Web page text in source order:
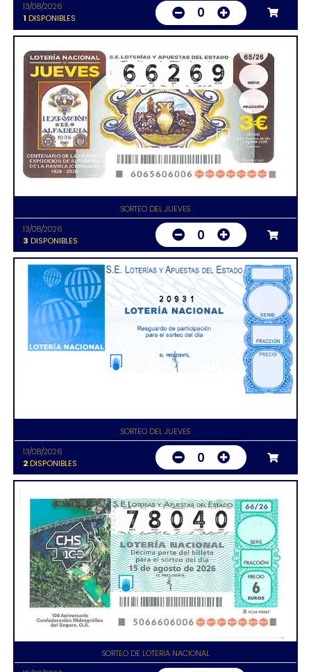
13/08/2026
1 DISPONIBLES 0
SORTEO DEL JUEVES
13/08/2026
3 DISPONIBLES 0
20931
SORTEO DEL JUEVES
13/08/2026
2DISPONIBLES 0
SORTEO DE LOTERIA NACIONAL